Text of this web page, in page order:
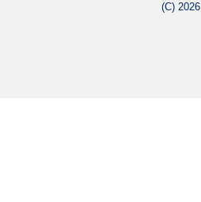
(C) 2026